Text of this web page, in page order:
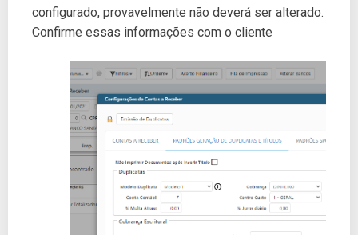
configurado, provavelmente não deverá ser alterado.
Confirme essas informações com o cliente